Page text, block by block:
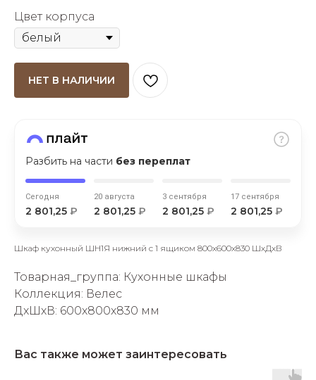
Цвет корпуса
НЕТ В НАЛИЧИИ
Разбить на части без переплат
Сегодня
2 801,25 ₽
20 августа
2 801,25 ₽
3 сентября
2 801,25 ₽
17 сентября
2 801,25 ₽
Шкаф кухонный ШН1Я нижний с 1 ящиком 800х600х830 ШхДхВ
Товарная_группа: Кухонные шкафы
Коллекция: Велес
ДxШxВ: 600x800x830 мм
Вас также может заинтересовать